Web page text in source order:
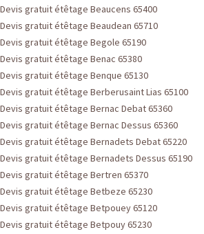
Devis gratuit étêtage Beaucens 65400
Devis gratuit étêtage Beaudean 65710
Devis gratuit étêtage Begole 65190
Devis gratuit étêtage Benac 65380
Devis gratuit étêtage Benque 65130
Devis gratuit étêtage Berberusaint Lias 65100
Devis gratuit étêtage Bernac Debat 65360
Devis gratuit étêtage Bernac Dessus 65360
Devis gratuit étêtage Bernadets Debat 65220
Devis gratuit étêtage Bernadets Dessus 65190
Devis gratuit étêtage Bertren 65370
Devis gratuit étêtage Betbeze 65230
Devis gratuit étêtage Betpouey 65120
Devis gratuit étêtage Betpouy 65230